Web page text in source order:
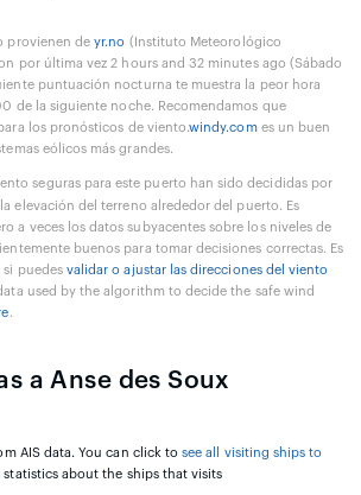
provienen deyr.no (Instituto Meteorológico
por última vez 2 hours and 32 minutes ago (Sábado
puntuación nocturna te muestra la peor hora
de la siguiente noche. Recomendamos que
los pronósticos de viento.windy.comes un buen
eólicos más grandes.
seguras para este puerto han sido decididas por
elevación del terreno alrededor del puerto. Es
a veces los datos subyacentes sobre los niveles de
buenos para tomar decisiones correctas. Es
si puedes validar o ajustar las direcciones del viento
used by the algorithm to decide the safe wind
.
a Anse des Soux
AIS data. You can click tosee all visiting ships to
statistics about the ships that visits